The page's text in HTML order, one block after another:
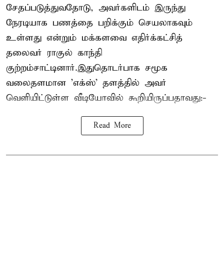
சேதப்படுத்துவதோடு, அவர்களிடம் இருந்து
நேரடியாக பணத்தை பறிக்கும் செயலாகவும்
உள்ளது என்றும் மக்களவை எதிர்க்கட்சித்
தலைவர் ராகுல் காந்தி
குற்றம்சாட்டினார்.இதுதொடர்பாக சமூக
வலைதளமான 'எக்ஸ்' தளத்தில் அவர்
வெளியிட்டுள்ள வீடியோவில் கூறியிருப்பதாவது:-
Read More